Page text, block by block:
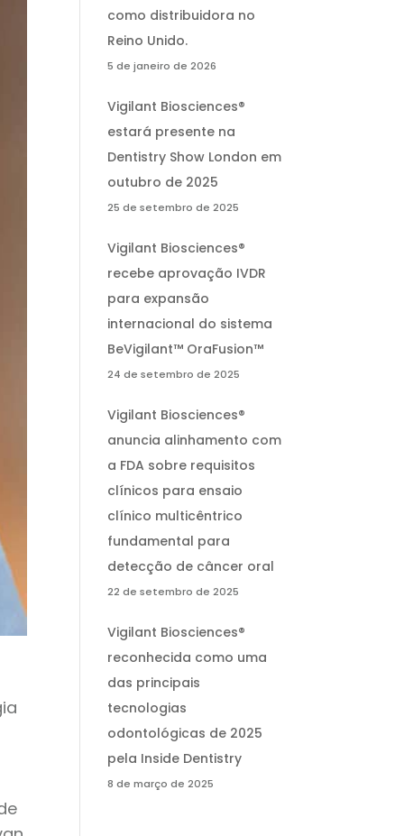
como distribuidora no
Reino Unido.
5 de janeiro de 2026
Vigilant Biosciences®
estará presente na
Dentistry Show London em
outubro de 2025
25 de setembro de 2025
Vigilant Biosciences®
recebe aprovação IVDR
para expansão
internacional do sistema
BeVigilant™ OraFusion™
24 de setembro de 2025
Vigilant Biosciences®
anuncia alinhamento com
a FDA sobre requisitos
clínicos para ensaio
clínico multicêntrico
fundamental para
detecção de câncer oral
22 de setembro de 2025
Vigilant Biosciences®
reconhecida como uma
das principais
tecnologias
odontológicas de 2025
pela Inside Dentistry
8 de março de 2025